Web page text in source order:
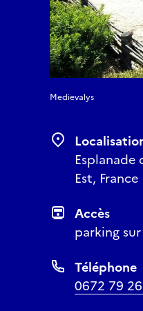
Medievalys
Est, France
Accès
parking
Téléphone
0672 79